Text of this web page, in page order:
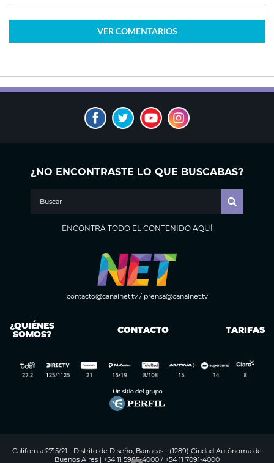
VER COMENTARIOS
¿NO ENCONTRASTE LO QUE BUSCABAS?
ENCONTRÁ TODO EL CONTENIDO AQUÍ
contacto@canalnet.tv/ prensa@canalnet.tv
¿QUIÉNES
SOMOS? CONTACTO TARIFAS
California 2715/21 - Distrito de Diseño, Barracas - (1289) Ciudad Autónoma de
Buenos Aires | +54 11 5985-4000 / +54 11 7091-4000